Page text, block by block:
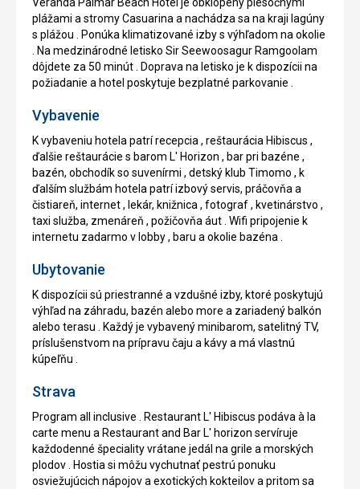
Veranda Palmar Beach Hotel je obklopený piesočnými
plážami a stromy Casuarina a nachádza sa na kraji lagúny
s plážou . Ponúka klimatizované izby s výhľadom na okolie
. Na medzinárodné letisko Sir Seewoosagur Ramgoolam
dôjdete za 50 minút . Doprava na letisko je k dispozícii na
požiadanie a hotel poskytuje bezplatné parkovanie .
Vybavenie
K vybaveniu hotela patrí recepcia , reštaurácia Hibiscus ,
ďalšie reštaurácie s barom L' Horizon , bar pri bazéne ,
bazén, obchodík so suvenírmi , detský klub Timomo , k
ďalším službám hotela patrí izbový servis, práčovňa a
čistiareň, internet , lekár, knižnica , fotograf , kvetinárstvo ,
taxi služba, zmenáreň , požičovňa áut . Wifi pripojenie k
internetu zadarmo v lobby , baru a okolie bazéna .
Ubytovanie
K dispozícii sú priestranné a vzdušné izby, ktoré poskytujú
výhľad na záhradu, bazén alebo more a zariadený balkón
alebo terasu . Každý je vybavený minibarom, satelitný TV,
príslušenstvom na prípravu čaju a kávy a má vlastnú
kúpeľňu .
Strava
Program all inclusive . Restaurant L' Hibiscus podáva à la
carte menu a Restaurant and Bar L' horizon servíruje
každodenné špeciality vrátane jedál na grile a morských
plodov . Hostia si môžu vychutnať pestrú ponuku
osviežujúcich nápojov a exotických kokteilov a pritom sa